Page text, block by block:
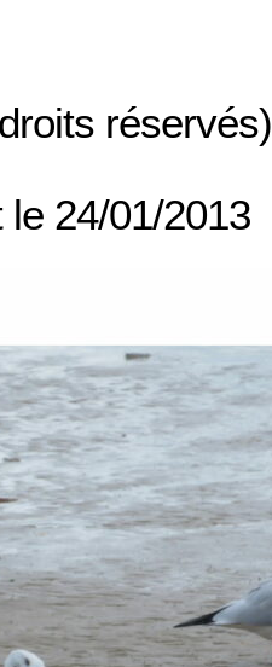
réservés)
24/01/2013